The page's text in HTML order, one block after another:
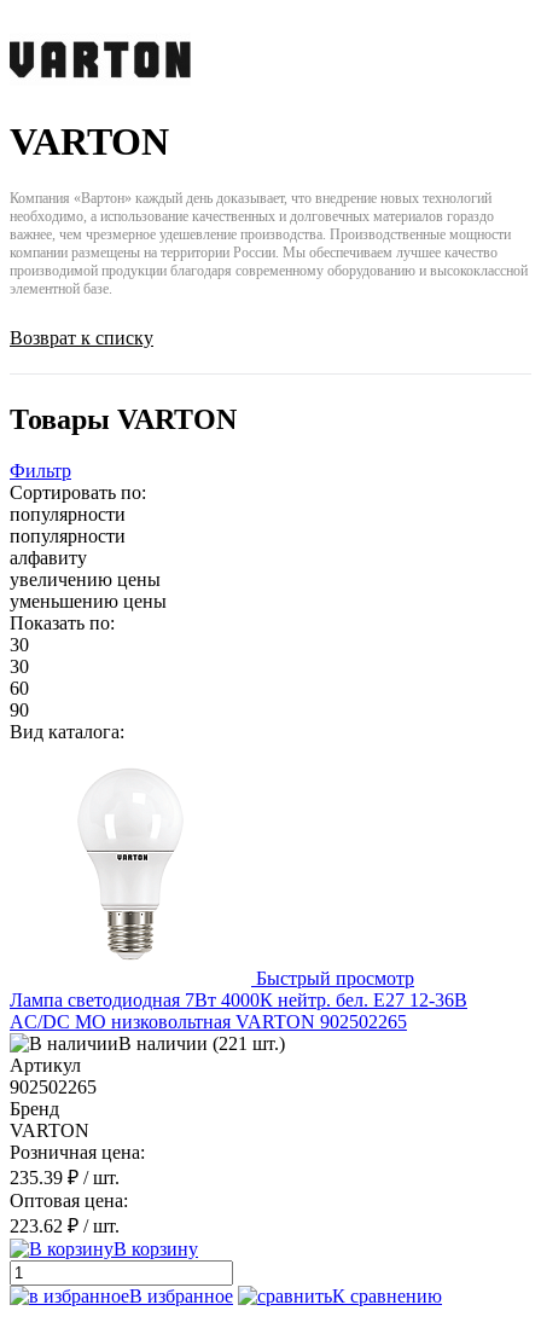
VARTON
Компания «Вартон» каждый день доказывает, что внедрение новых технологий
необходимо, а использование качественных и долговечных материалов гораздо
важнее, чем чрезмерное удешевление производства. Производственные мощности
компании размещены на территории России. Мы обеспечиваем лучшее качество
производимой продукции благодаря современному оборудованию и высококлассной
элементной базе.
Возврат к списку
Товары VARTON
Фильтр
Сортировать по:
популярности
популярности
алфавиту
увеличению цены
уменьшению цены
Показать по:
30
30
60
90
Вид каталога:
Быстрый просмотр
Лампа светодиодная 7Вт 4000К нейтр. бел. E27 12-36В
AC/DC МО низковольтная VARTON 902502265
В наличии (221 шт.)
Артикул
902502265
Бренд
VARTON
Розничная цена:
235.39 ₽ / шт.
Оптовая цена:
223.62 ₽ / шт.
В корзину
В избранное К сравнению